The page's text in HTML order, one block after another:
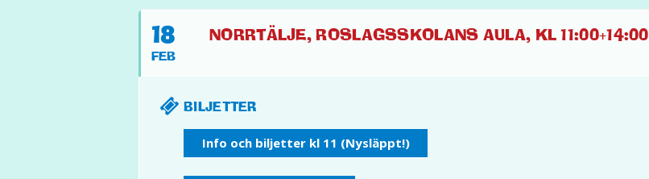
18
FEB
NORRTÄLJE, ROSLAGSSKOLANS AULA, KL 11:00+14:00
BILJETTER
Info och biljetter kl 11 (Nysläppt!)